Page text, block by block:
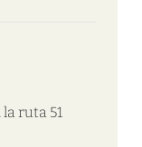
ruta 51